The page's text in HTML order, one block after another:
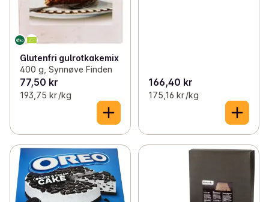
Glutenfri gulrotkakemix
400 g, Synnøve Finden
77,50 kr
193,75 kr /kg
166,40 kr
175,16 kr /kg